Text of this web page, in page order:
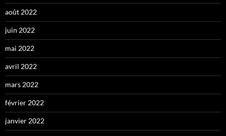
août 2022
juin 2022
mai 2022
avril 2022
mars 2022
février 2022
janvier 2022